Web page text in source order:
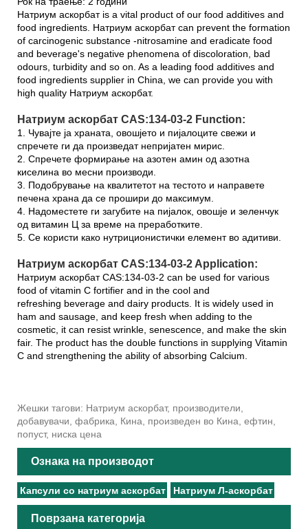
Натриум аскорбат is a vital product of our food additives and
food ingredients. Натриум аскорбат can prevent the formation
of carcinogenic substance -nitrosamine and eradicate food
and beverage's negative phenomena of discoloration, bad
odours, turbidity and so on. As a leading food additives and
food ingredients supplier in China, we can provide you with
high quality Натриум аскорбат.
Натриум аскорбат CAS:134-03-2 Function:
1. Чувајте ја храната, овошјето и пијалоците свежи и
спречете ги да произведат непријатен мирис.
2. Спречете формирање на азотен амин од азотна
киселина во месни производи.
3. Подобрување на квалитетот на тестото и направете
печена храна да се прошири до максимум.
4. Надоместете ги загубите на пијалок, овошје и зеленчук
од витамин Ц за време на преработките.
5. Се користи како нутриционистички елемент во адитиви.
Натриум аскорбат CAS:134-03-2 Application:
Натриум аскорбат CAS:134-03-2 can be used for various
food of vitamin C fortifier and in the cool and
refreshing beverage and dairy products. It is widely used in
ham and sausage, and keep fresh when adding to the
cosmetic, it can resist wrinkle, senescence, and make the skin
fair. The product has the double functions in supplying Vitamin
C and strengthening the ability of absorbing Calcium.
Жешки тагови: Натриум аскорбат, производители,
добавувачи, фабрика, Кина, произведен во Кина, ефтин,
попуст, ниска цена
Ознака на производот
Капсули со натриум аскорбат Натриум Л-аскорбат
Поврзана категорија